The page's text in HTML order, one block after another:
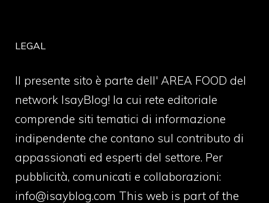
LEGAL
Il presente sito è parte dell' AREA FOOD del
network IsayBlog! la cui rete editoriale
comprende siti tematici di informazione
indipendente che contano sul contributo di
appassionati ed esperti del settore. Per
pubblicità, comunicati e collaborazioni:
info@isayblog.com This web is part of the